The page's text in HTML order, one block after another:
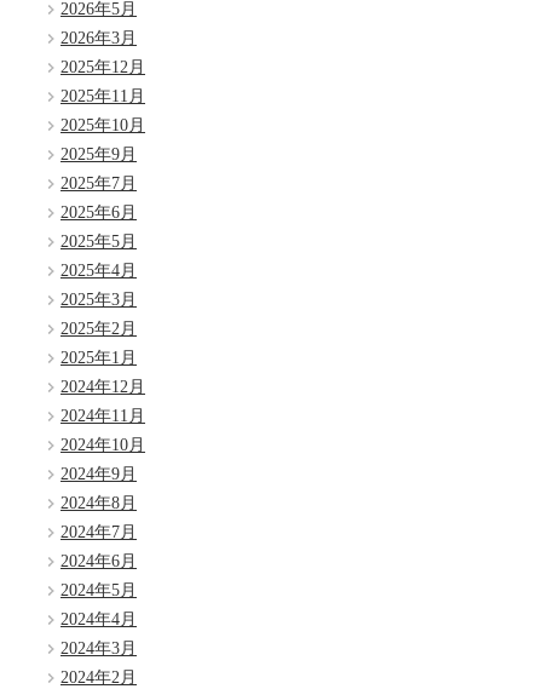
2026年5月
2026年3月
2025年12月
2025年11月
2025年10月
2025年9月
2025年7月
2025年6月
2025年5月
2025年4月
2025年3月
2025年2月
2025年1月
2024年12月
2024年11月
2024年10月
2024年9月
2024年8月
2024年7月
2024年6月
2024年5月
2024年4月
2024年3月
2024年2月